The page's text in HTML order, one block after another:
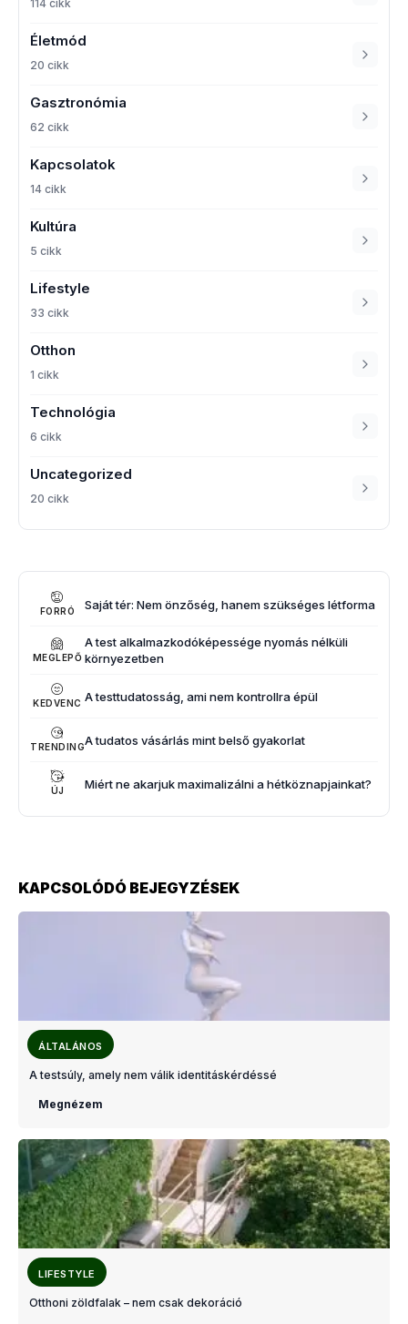
114 cikk
Életmód
20 cikk
Gasztronómia
62 cikk
Kapcsolatok
14 cikk
Kultúra
5 cikk
Lifestyle
33 cikk
Otthon
1 cikk
Technológia
6 cikk
Uncategorized
20 cikk
FORRÓ Saját tér: Nem önzőség, hanem szükséges létforma
MEGLEPŐ
A test alkalmazkodóképessége nyomás nélküli
környezetben
KEDVENC A testtudatosság, ami nem kontrollra épül
TRENDINGA tudatos vásárlás mint belső gyakorlat
ÚJ Miért ne akarjuk maximalizálni a hétköznapjainkat?
KAPCSOLÓDÓ BEJEGYZÉSEK
ÁLTALÁNOS
A testsúly, amely nem válik identitáskérdéssé
Megnézem
LIFESTYLE
Otthoni zöldfalak – nem csak dekoráció